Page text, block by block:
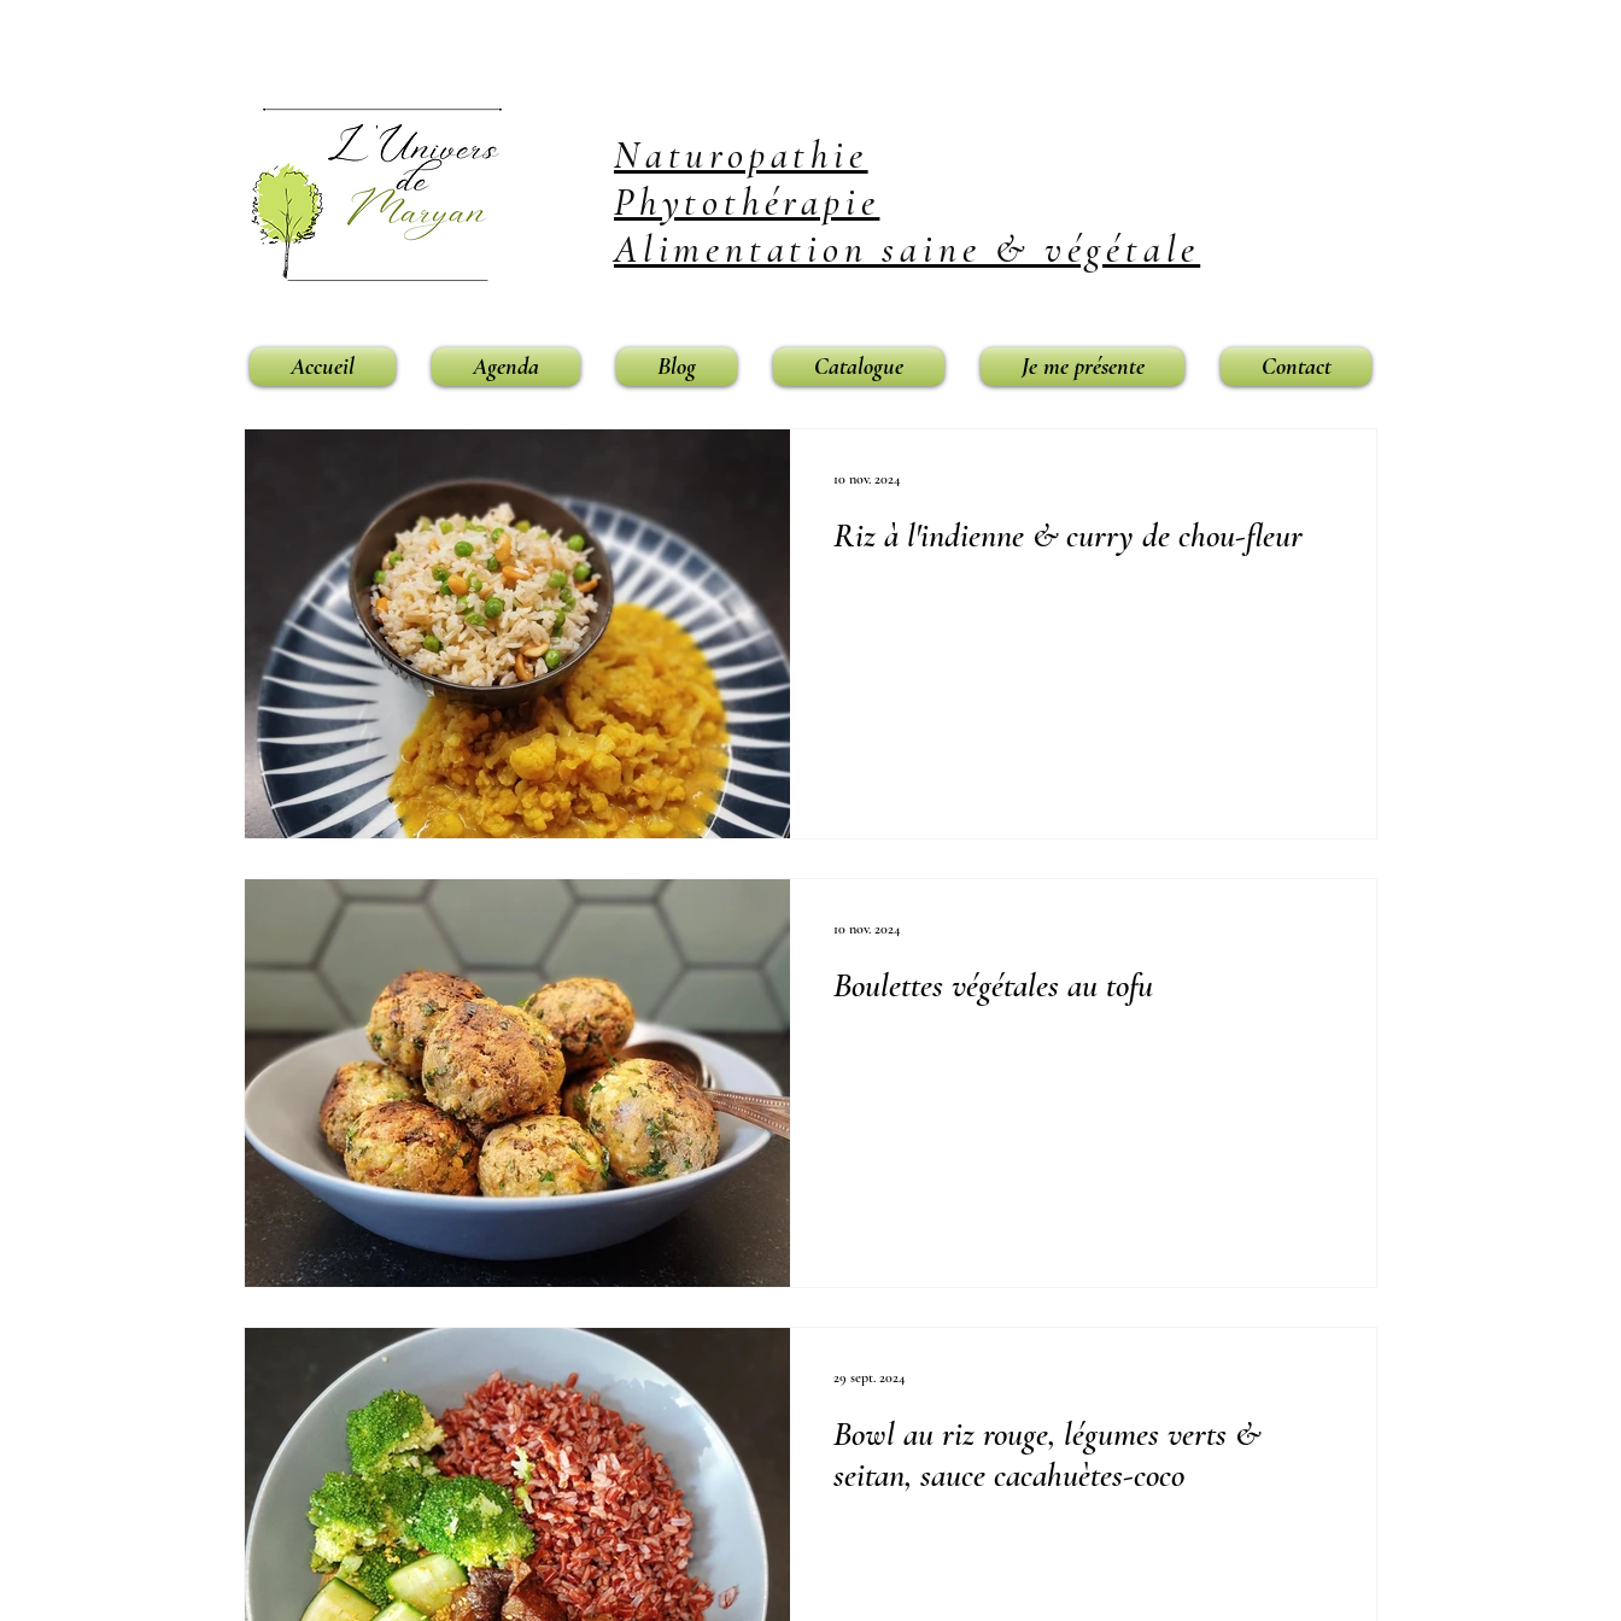
Naturopathie
Phytothérapie
Alimentation saine & végétale
Accueil Agenda Blog Catalogue Je me présente Contact
Riz à l'indienne & curry de chou-fleur
10 nov. 2024
Boulettes végétales au tofu
10 nov. 2024
Bowl au riz rouge, légumes verts &
seitan, sauce cacahuètes-coco
29 sept. 2024